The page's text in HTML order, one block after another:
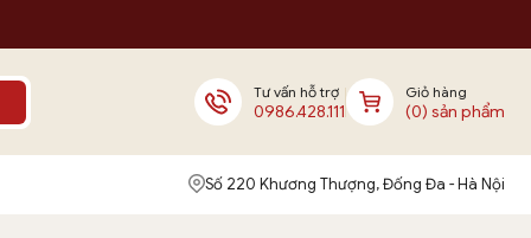
Tư vấn hỗ trợ
0986.428.111
Giỏ hàng
(0) sản phẩm
Số 220 Khương Thượng, Đống Đa - Hà Nội